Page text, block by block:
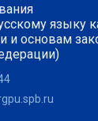
языку
и основам